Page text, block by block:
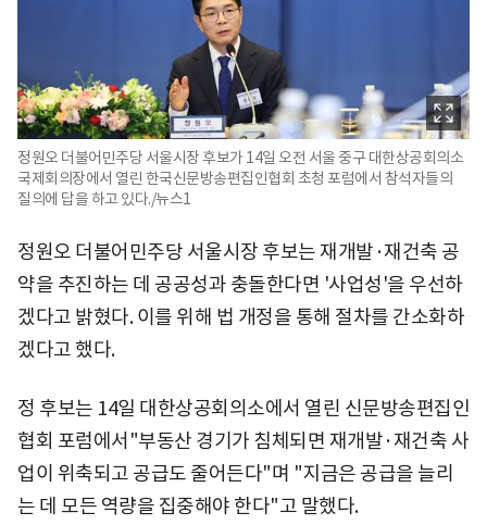
정원오 더불어민주당 서울시장 후보가 14일 오전 서울 중구 대한상공회의소
국제회의장에서 열린 한국신문방송편집인협회 초청 포럼에서 참석자들의
질의에 답을 하고 있다./뉴스1
정원오 더불어민주당 서울시장 후보는 재개발·재건축 공
약을 추진하는 데 공공성과 충돌한다면 '사업성'을 우선하
겠다고 밝혔다. 이를 위해 법 개정을 통해 절차를 간소화하
겠다고 했다.
정 후보는 14일 대한상공회의소에서 열린 신문방송편집인
협회 포럼에서"부동산 경기가 침체되면 재개발·재건축 사
업이 위축되고 공급도 줄어든다"며 "지금은 공급을 늘리
는 데 모든 역량을 집중해야 한다"고 말했다.